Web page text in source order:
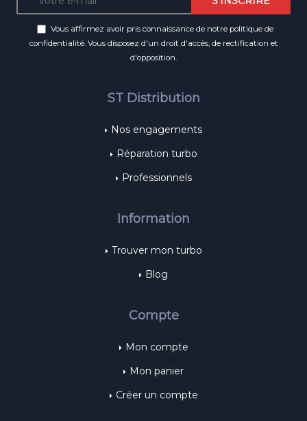
Vous affirmez avoir pris connaissance de notre politique de
confidentialité. Vous disposez d'un droit d'accès, de rectification et
d'opposition.
ST Distribution
Nos engagements
Réparation turbo
Professionnels
Information
Trouver mon turbo
Blog
Compte
Mon compte
Mon panier
Créer un compte